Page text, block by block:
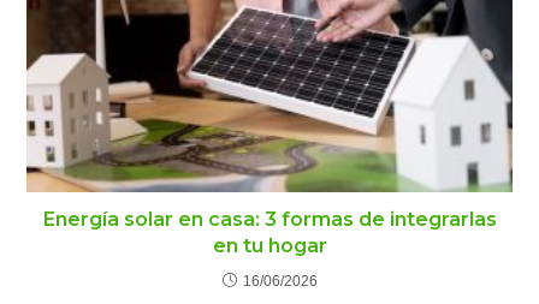
Energía solar en casa: 3 formas de integrarlas
en tu hogar
16/06/2026